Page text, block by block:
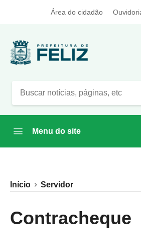
Área do cidadão
Menu do site
Início Servidor
Contracheque